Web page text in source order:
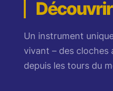
Un instrument
vivant – des cloches
depuis les tours du